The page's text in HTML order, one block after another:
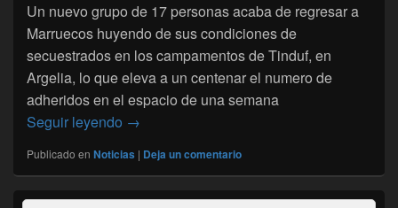
Un nuevo grupo de 17 personas acaba de regresar a
Marruecos huyendo de sus condiciones de
secuestrados en los campamentos de Tinduf, en
Argelia, lo que eleva a un centenar el numero de
adheridos en el espacio de una semana
Seguir leyendo El sàhara-Tinduf : continua la hemorragia
→
Publicado en Noticias | Deja un comentario
El